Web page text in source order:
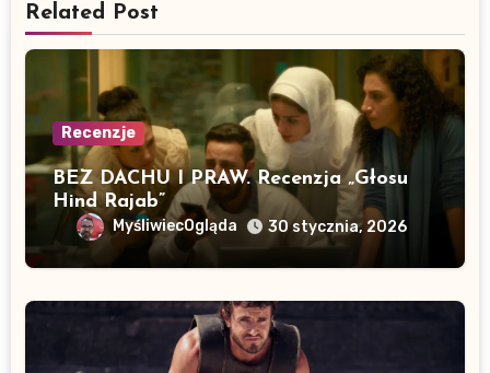
Related Post
Recenzje
BEZ DACHU I PRAW. Recenzja „Głosu
Hind Rajab”
MyśliwiecOgląda 30 stycznia, 2026